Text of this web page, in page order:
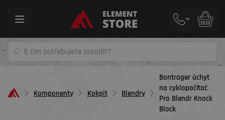
Toggle
Komponenty Kokpit Blendry
Bontrager úchyt
na cyklopočítač
Pro Blendr Knock
Block